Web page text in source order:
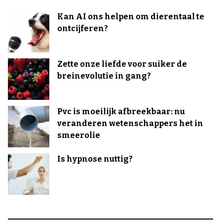
Kan AI ons helpen om dierentaal te
ontcijferen?
Zette onze liefde voor suiker de
breinevolutie in gang?
Pvc is moeilijk afbreekbaar: nu
veranderen wetenschappers het in
smeerolie
Is hypnose nuttig?